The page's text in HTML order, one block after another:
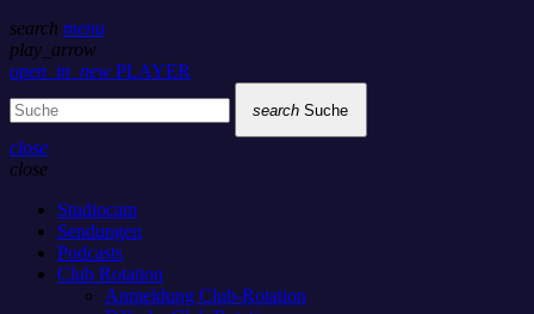
search menu
play_arrow
open_in_new PLAYER
search Suche
close
close
Studiocam
Sendungen
Podcasts
Club Rotation
Anmeldung Club-Rotation